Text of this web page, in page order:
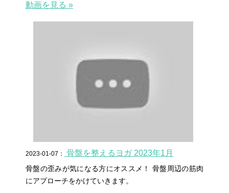
動画を見る »
2023-01-07： 骨盤を整えるヨガ 2023年1月
骨盤の歪みが気になる方にオススメ！ 骨盤周辺の筋肉
にアプローチをかけていきます。